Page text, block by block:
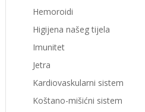
Hemoroidi
Higijena našeg tijela
Imunitet
Jetra
Kardiovaskularni sistem
Koštano-mišićni sistem